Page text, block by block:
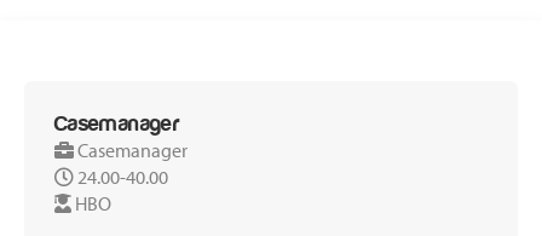
Casemanager
Casemanager
24.00-40.00
HBO